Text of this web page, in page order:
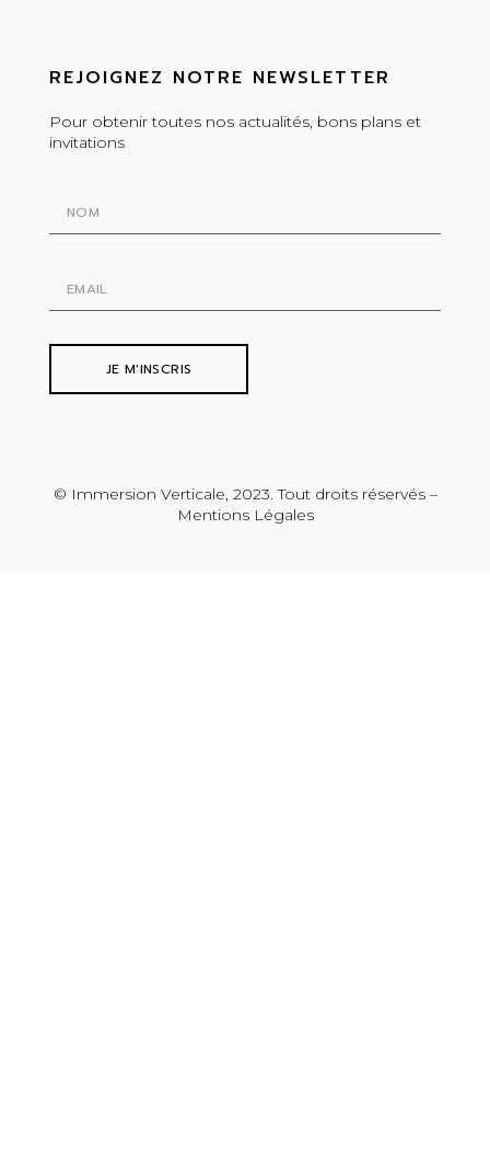
REJOIGNEZ NOTRE NEWSLETTER
Pour obtenir toutes nos actualités, bons plans et
invitations
JE M'INSCRIS
© Immersion Verticale, 2023. Tout droits réservés –
Mentions Légales